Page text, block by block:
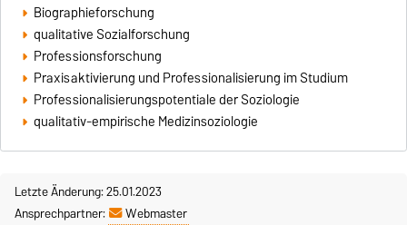
Biographieforschung
qualitative Sozialforschung
Professionsforschung
Praxisaktivierung und Professionalisierung im Studium
Professionalisierungspotentiale der Soziologie
qualitativ-empirische Medizinsoziologie
Letzte Änderung: 25.01.2023
Ansprechpartner:
Webmaster